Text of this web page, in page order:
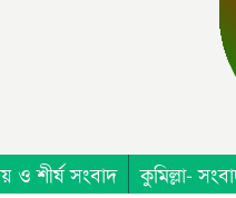
ও শীর্ষ সংবাদ কুমিল্লা-